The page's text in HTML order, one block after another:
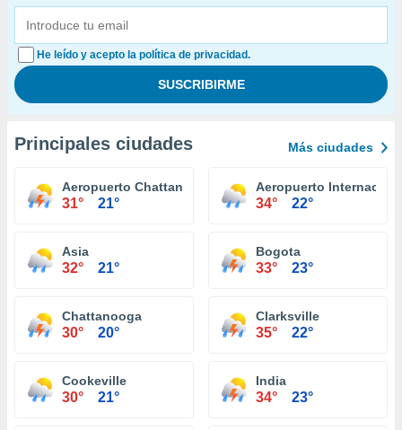
He leído y acepto la política de privacidad.
Principales ciudades Más ciudades
Aeropuerto Chattanooga
31° 21°
Aeropuerto
34° 22°
Asia
32° 21°
Bogota
33° 23°
Chattanooga
30° 20°
Clarksville
35° 22°
Cookeville
30° 21°
India
34° 23°